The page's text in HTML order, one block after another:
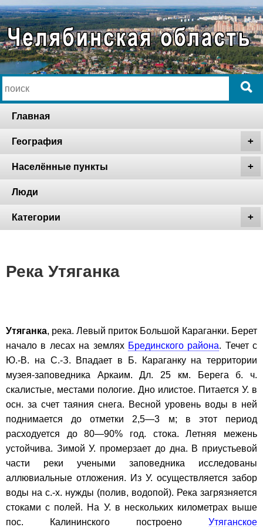
Главная
География
Населённые пункты
Люди
Категории
Река Утяганка
Утяганка, река. Левый приток Большой Караганки. Берет
начало в лесах на землях Брединского района. Течет с
Ю.-В. на С.-З. Впадает в Б. Караганку на территории
музея-заповедника Аркаим. Дл. 25 км. Берега б. ч.
скалистые, местами пологие. Дно илистое. Питается У. в
осн. за счет таяния снега. Весной уровень воды в ней
поднимается до отметки 2,5—3 м; в этот период
расходуется до 80—90% год. стока. Летняя межень
устойчива. Зимой У. промерзает до дна. В приустьевой
части реки учеными заповедника исследованы
аллювиальные отложения. Из У. осуществляется забор
воды на с.-х. нужды (полив, водопой). Река загрязняется
стоками с полей. На У. в нескольких километрах выше
пос. Калининского построено Утяганское